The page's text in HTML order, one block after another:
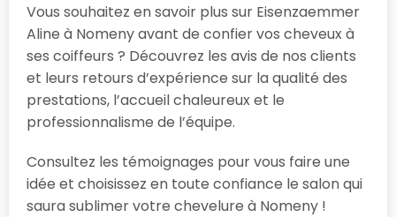
Vous souhaitez en savoir plus sur Eisenzaemmer
Aline à Nomeny avant de confier vos cheveux à
ses coiffeurs ? Découvrez les avis de nos clients
et leurs retours d’expérience sur la qualité des
prestations, l’accueil chaleureux et le
professionnalisme de l’équipe.
Consultez les témoignages pour vous faire une
idée et choisissez en toute confiance le salon qui
saura sublimer votre chevelure à Nomeny !